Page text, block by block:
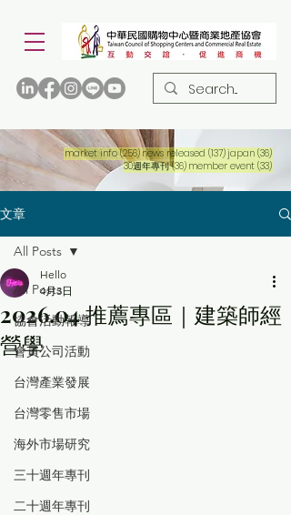
market info (256)256 篇文章
news released (137)137 篇文章
japan (36)36 篇
30週年專刊 (36)36 篇文章
member event (33)33 篇
文章
All Posts
協會活動報導
會員公司活動
台灣產業發展
台灣零售市場
海外市場研究
三十週年專刊
二十週年專刊
All Posts
2026.04 推薦專區｜建築師經
營學
Hello
4月3日